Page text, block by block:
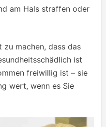
am Hals straffen oder
machen, dass das
ist
freiwillig ist – sie
wert, wenn es Sie